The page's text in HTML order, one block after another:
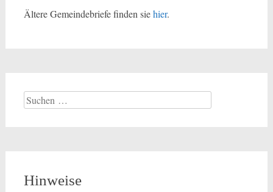
Ältere Gemeindebriefe finden siehier.
Suchen
nach:
Hinweise